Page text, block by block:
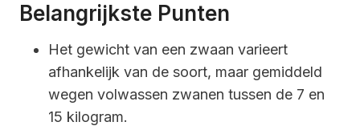
Belangrijkste Punten
Het gewicht van een zwaan varieert
afhankelijk van de soort, maar gemiddeld
wegen volwassen zwanen tussen de 7 en
15 kilogram.